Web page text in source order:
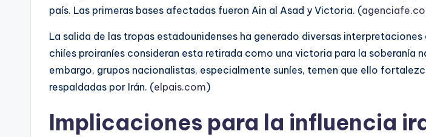
país. Las primeras bases afectadas fueron Ain al Asad y Victoria. (
La salida de las tropas estadounidenses ha generado diversas interpretaciones
chiíes proiraníes consideran esta retirada como una victoria para la soberanía
embargo, grupos nacionalistas, especialmente suníes, temen que ello
respaldadas por Irán. (elpais.com)
Implicaciones para la influencia